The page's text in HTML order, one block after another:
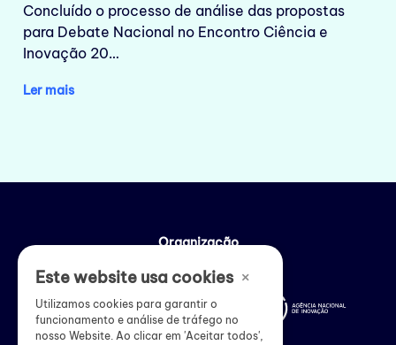
Concluído o processo de análise das propostas
para Debate Nacional no Encontro Ciência e
Inovação 20…
Ler mais
Organização
×
Este website usa cookies
Utilizamos cookies para garantir o
funcionamento e análise de tráfego no
nosso Website. Ao clicar em 'Aceitar todos',